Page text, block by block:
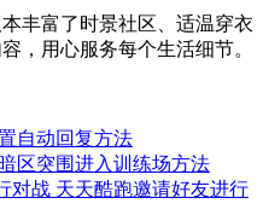
富了时景社区、适温穿衣
，用心服务每个生活细节。
自动回复方法
区突围进入训练场方法
对战 天天酷跑邀请好友进行